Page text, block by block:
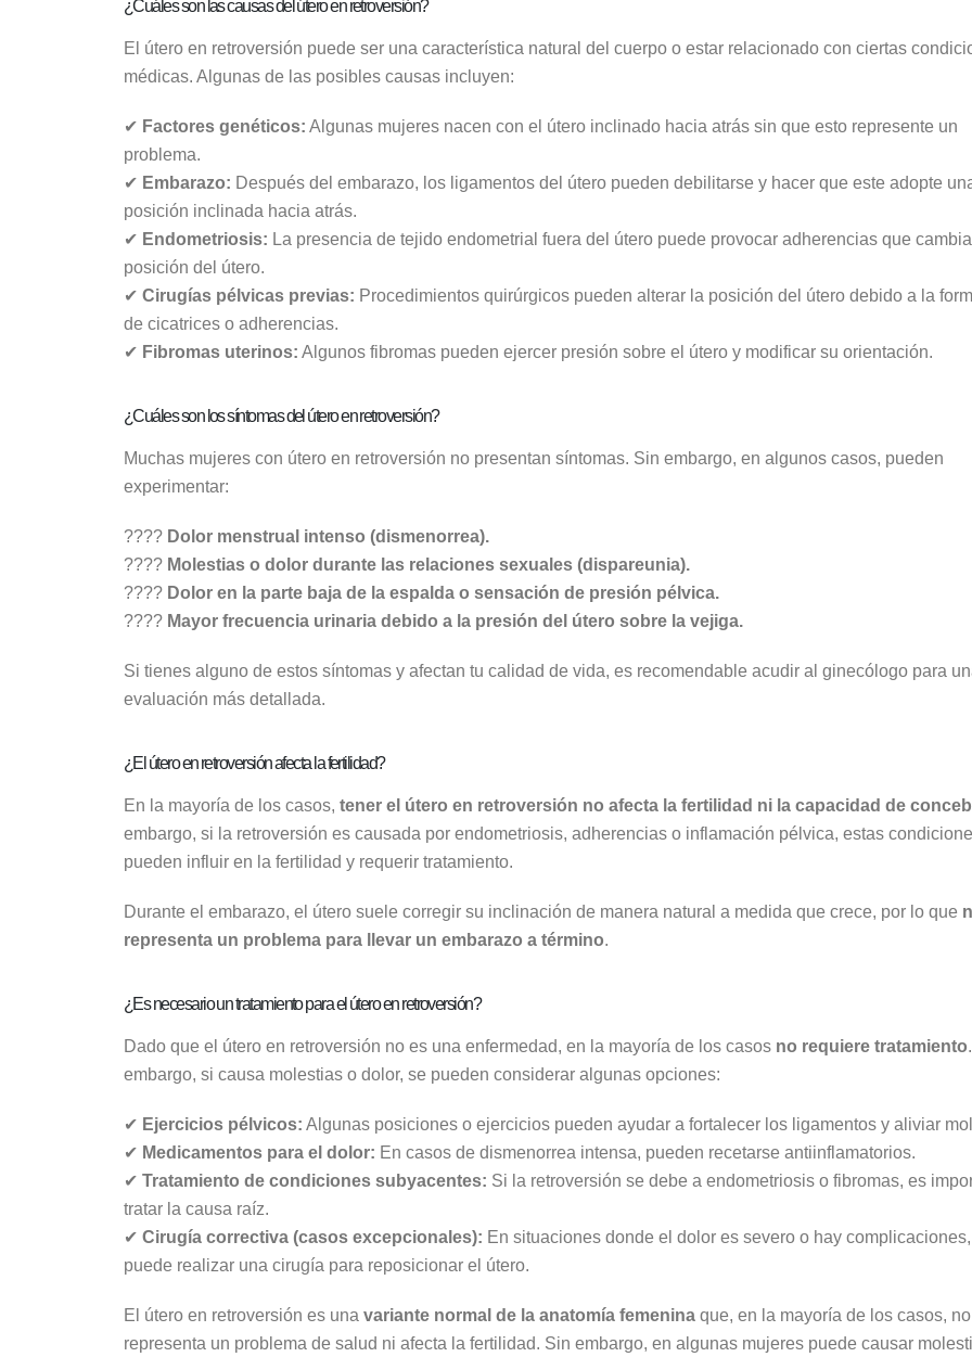
¿Cuáles son las causas del útero en retroversión?
El útero en retroversión puede ser una característica natural del cuerpo o estar relacionado con ciertas
médicas. Algunas de las posibles causas incluyen:
✔ Factores genéticos: Algunas mujeres nacen con el útero inclinado hacia atrás sin que esto represente un
problema.
✔ Embarazo: Después del embarazo, los ligamentos del útero pueden debilitarse y hacer que este adopte
posición inclinada hacia atrás.
✔ Endometriosis: La presencia de tejido endometrial fuera del útero puede provocar adherencias que
posición del útero.
✔ Cirugías pélvicas previas: Procedimientos quirúrgicos pueden alterar la posición del útero debido a la
de cicatrices o adherencias.
✔ Fibromas uterinos: Algunos fibromas pueden ejercer presión sobre el útero y modificar su orientación.
¿Cuáles son los síntomas del útero en retroversión?
Muchas mujeres con útero en retroversión no presentan síntomas. Sin embargo, en algunos casos, pueden
experimentar:
???? Dolor menstrual intenso (dismenorrea).
???? Molestias o dolor durante las relaciones sexuales (dispareunia).
???? Dolor en la parte baja de la espalda o sensación de presión pélvica.
???? Mayor frecuencia urinaria debido a la presión del útero sobre la vejiga.
Si tienes alguno de estos síntomas y afectan tu calidad de vida, es recomendable acudir al ginecólogo para
evaluación más detallada.
¿El útero en retroversión afecta la fertilidad?
En la mayoría de los casos, tener el útero en retroversión no afecta la fertilidad ni la capacidad de
embargo, si la retroversión es causada por endometriosis, adherencias o inflamación pélvica, estas
pueden influir en la fertilidad y requerir tratamiento.
Durante el embarazo, el útero suele corregir su inclinación de manera natural a medida que crece, por lo que
representa un problema para llevar un embarazo a término.
¿Es necesario un tratamiento para el útero en retroversión?
Dado que el útero en retroversión no es una enfermedad, en la mayoría de los casos no requiere tratamiento
embargo, si causa molestias o dolor, se pueden considerar algunas opciones:
✔ Ejercicios pélvicos: Algunas posiciones o ejercicios pueden ayudar a fortalecer los ligamentos y aliviar
✔ Medicamentos para el dolor: En casos de dismenorrea intensa, pueden recetarse antiinflamatorios.
✔ Tratamiento de condiciones subyacentes: Si la retroversión se debe a endometriosis o fibromas, es
tratar la causa raíz.
✔ Cirugía correctiva (casos excepcionales): En situaciones donde el dolor es severo o hay
puede realizar una cirugía para reposicionar el útero.
El útero en retroversión es una variante normal de la anatomía femenina que, en la mayoría de los casos, no
representa un problema de salud ni afecta la fertilidad. Sin embargo, en algunas mujeres puede causar